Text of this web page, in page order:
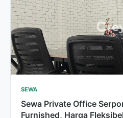
SEWA
Sewa Private Office
Furnished, Harga Fleksibel